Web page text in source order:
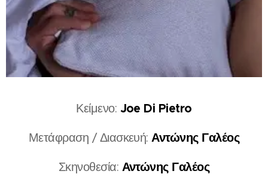
Κείμενο: Joe Di Pietro
Μετάφραση / Διασκευή:Αντώνης Γαλέος
Σκηνοθεσία: Αντώνης Γαλέος